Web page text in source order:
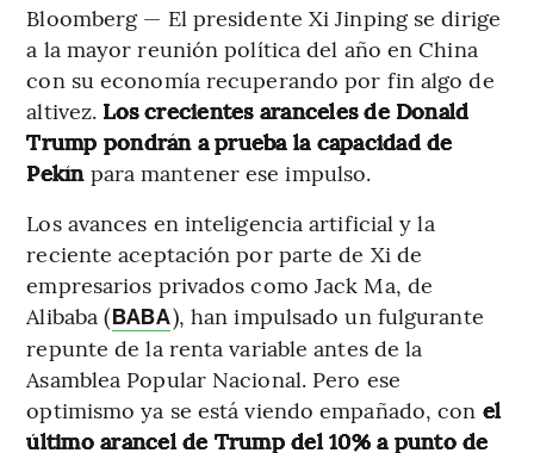
Bloomberg — El presidente Xi Jinping se dirige
a la mayor reunión política del año en China
con su economía recuperando por fin algo de
altivez. Los crecientes aranceles de Donald
Trump pondrán a prueba la capacidad de
Pekínpara mantener ese impulso.
Los avances en inteligencia artificial y la
reciente aceptación por parte de Xi de
empresarios privados como Jack Ma, de
Alibaba (BABA), han impulsado un fulgurante
repunte de la renta variable antes de la
Asamblea Popular Nacional. Pero ese
optimismo ya se está viendo empañado, con el
último arancel de Trump del 10% a punto de